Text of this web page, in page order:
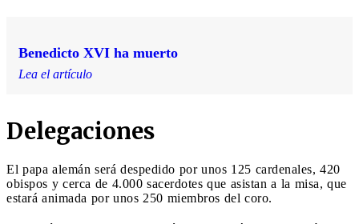
Benedicto XVI ha muerto
Lea el artículo
Delegaciones
El papa alemán será despedido por unos 125 cardenales, 420
obispos y cerca de 4.000 sacerdotes que asistan a la misa, que
estará animada por unos 250 miembros del coro.